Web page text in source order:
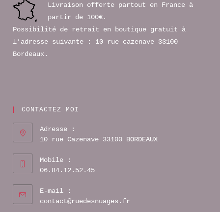
Livraison offerte partout en France à
partir de 100€.
Possibilité de retrait en boutique gratuit à
l’adresse suivante : 10 rue cazenave 33100
Bordeaux.
CONTACTEZ MOI
Adresse :
10 rue Cazenave 33100 BORDEAUX
Mobile :
06.84.12.52.45
E-mail :
contact@ruedesnuages.fr